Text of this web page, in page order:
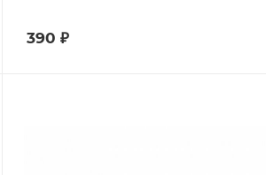
390 ₽